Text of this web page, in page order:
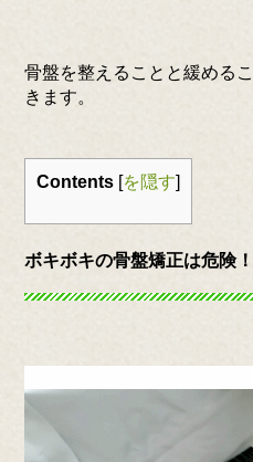
骨盤を整えることと緩める
きます。
Contents [を隠す]
ボキボキの骨盤矯正は危険